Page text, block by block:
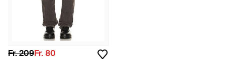
Fr. 209Fr. 80